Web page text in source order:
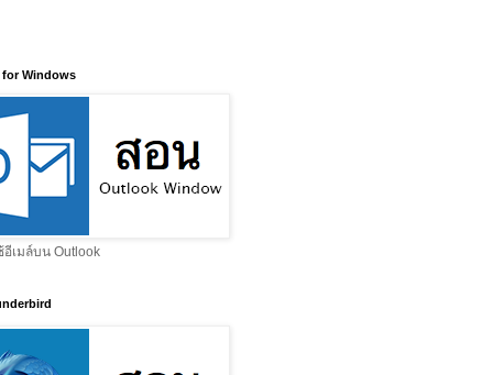
Windows
อีเมล์บน Outlook